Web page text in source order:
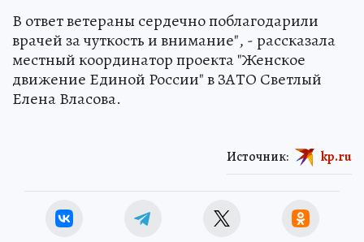
В ответ ветераны сердечно поблагодарили
врачей за чуткость и внимание", - рассказала
местный координатор проекта "Женское
движение Единой России" в ЗАТО Светлый
Елена Власова.
Источник: kp.ru